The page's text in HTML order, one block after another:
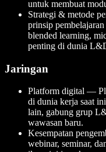
untuk membuat
Strategi & metode
prinsip
blended learning,
penting di dunia
Jaringan
Platform digital —
di dunia kerja saat
lain, gabung grup
wawasan baru.
Kesempatan
webinar, seminar,